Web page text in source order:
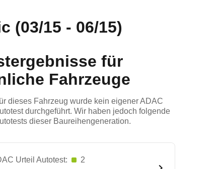
(03/15 - 06/15)
für
Fahrzeuge
dieses Fahrzeug wurde kein eigener ADAC
durchgeführt. Wir haben jedoch folgende
dieser Baureihengeneration.
Urteil Autotest: 2